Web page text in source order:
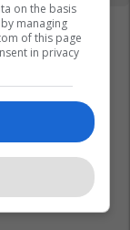
on the basis
managing
of this page
in privacy